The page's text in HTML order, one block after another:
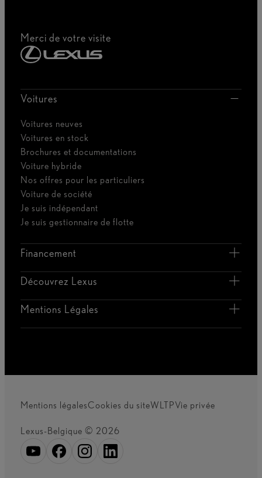
Merci de votre visite
Voitures
Voitures neuves
Voitures en stock
Brochures et documentations
Voiture hybride
Nos offres pour les particuliers
Voiture de société
Je suis indépendant
Je suis gestionnaire de flotte
Financement
Découvrez Lexus
Mentions Légales
Mentions légalesCookies du siteWLTPVie privée
Lexus-Belgique © 2026